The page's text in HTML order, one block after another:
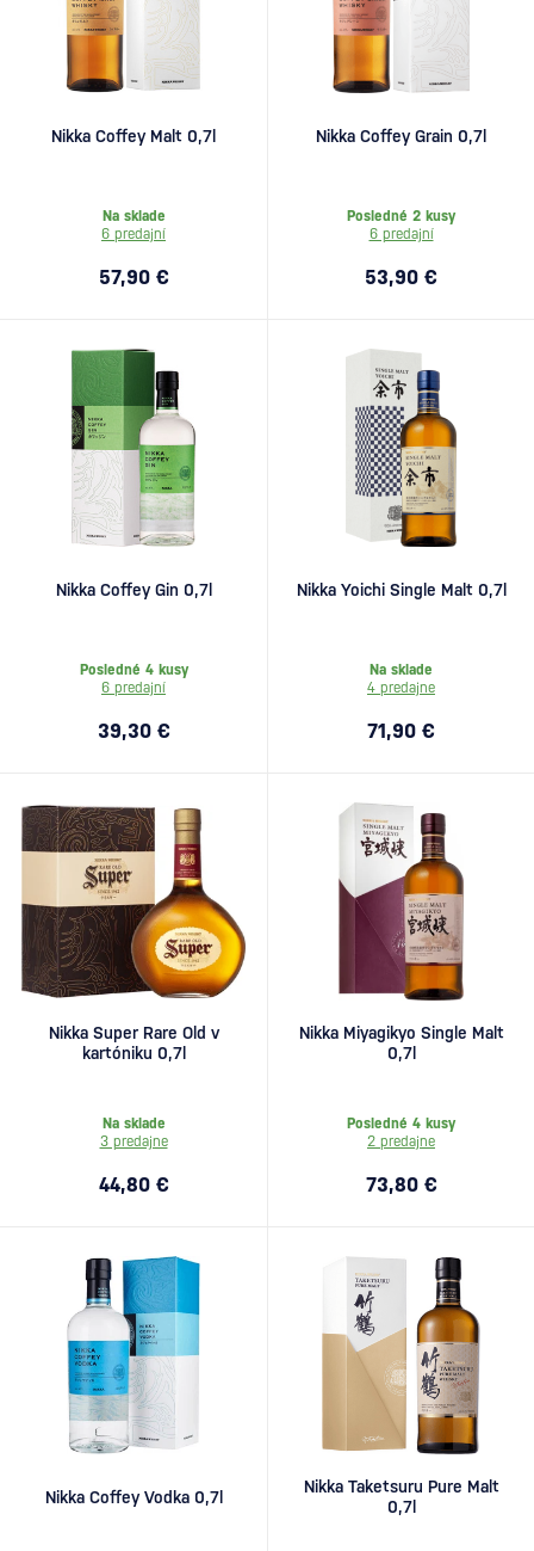
Nikka Coffey Malt 0,7l
Na sklade
6 predajní
57,90 €
Nikka Coffey Grain 0,7l
Posledné 2 kusy
6 predajní
53,90 €
Nikka Coffey Gin 0,7l
Posledné 4 kusy
6 predajní
39,30 €
Nikka Yoichi Single Malt 0,7l
Na sklade
4 predajne
71,90 €
Nikka Super Rare Old v
kartóniku 0,7l
Na sklade
3 predajne
44,80 €
Nikka Miyagikyo Single Malt
0,7l
Posledné 4 kusy
2 predajne
73,80 €
Nikka Coffey Vodka 0,7l
Nikka Taketsuru Pure Malt
0,7l